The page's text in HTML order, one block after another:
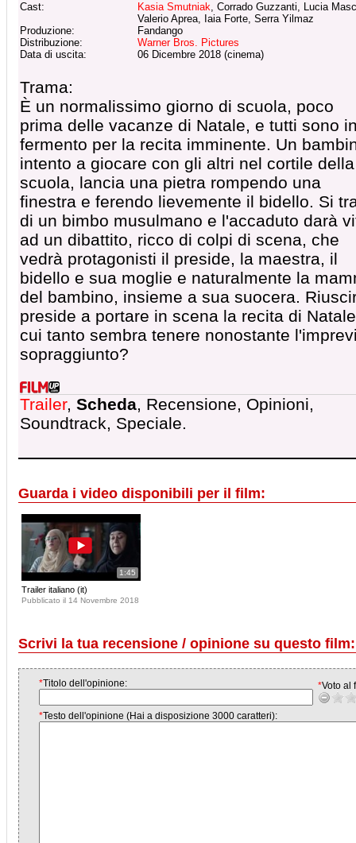
Cast:
Kasia Smutniak, Corrado Guzzanti, Lucia
Valerio Aprea, Iaia Forte, Serra Yilmaz
Produzione:
Fandango
Distribuzione:
Warner Bros. Pictures
Data di uscita:
06 Dicembre 2018 (cinema)
Trama:
È un normalissimo giorno di scuola, poco
prima delle vacanze di Natale, e tutti sono
fermento per la recita imminente. Un
intento a giocare con gli altri nel cortile della
scuola, lancia una pietra rompendo una
finestra e ferendo lievemente il bidello. Si
di un bimbo musulmano e l'accaduto darà
ad un dibattito, ricco di colpi di scena, che
vedrà protagonisti il preside, la maestra, il
bidello e sua moglie e naturalmente la
del bambino, insieme a sua suocera.
preside a portare in scena la recita di
cui tanto sembra tenere nonostante
sopraggiunto?
Trailer, Scheda, Recensione, Opinioni,
Soundtrack, Speciale.
Guarda i video disponibili per il film:
1:45
Trailer italiano (it)
Pubblicato il 14 Novembre 2018
Scrivi la tua recensione / opinione su questo
*Titolo dell'opinione: *Voto al
*Testo dell'opinione (Hai a disposizione 3000 caratteri):